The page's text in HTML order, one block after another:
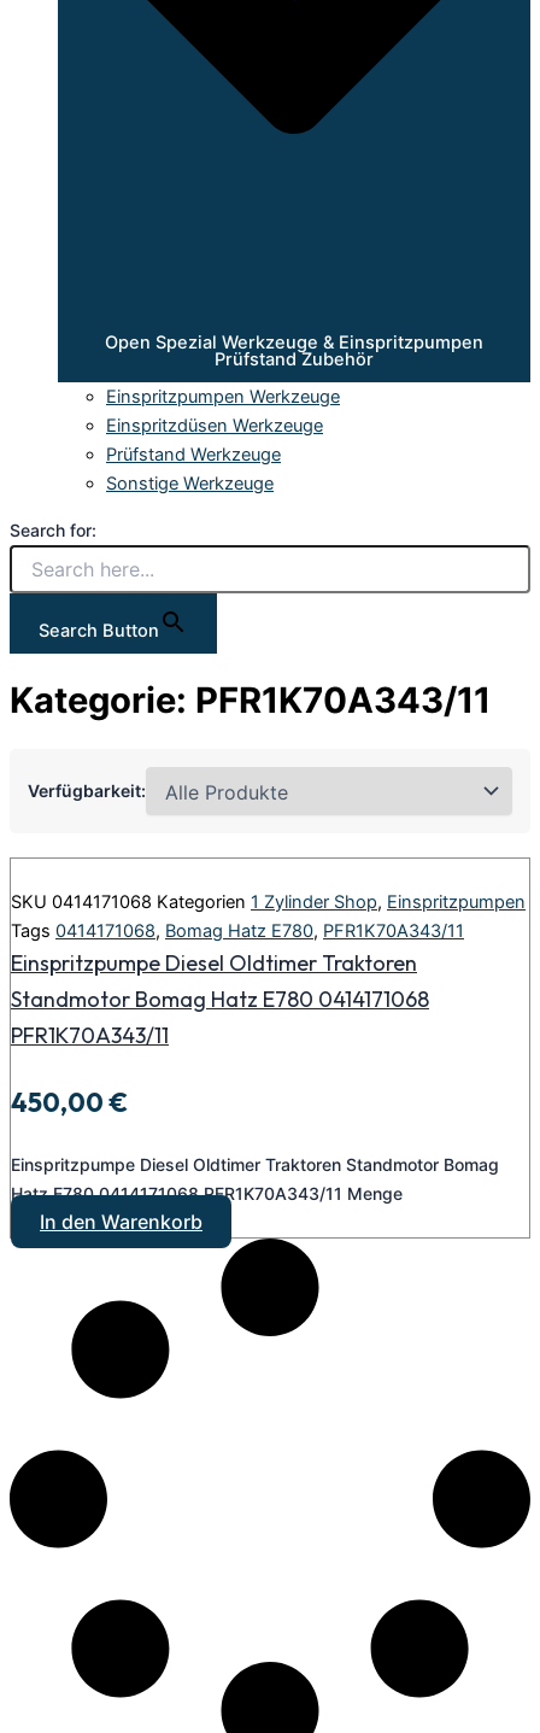
Open Spezial Werkzeuge & Einspritzpumpen
Prüfstand Zubehör
Einspritzpumpen Werkzeuge
Einspritzdüsen Werkzeuge
Prüfstand Werkzeuge
Sonstige Werkzeuge
Search for:
Search Button
Kategorie: PFR1K70A343/11
Verfügbarkeit:
SKU 0414171068 Kategorien 1 Zylinder Shop, Einspritzpumpen
Tags 0414171068, Bomag Hatz E780, PFR1K70A343/11
Einspritzpumpe Diesel Oldtimer Traktoren
Standmotor Bomag Hatz E780 0414171068
PFR1K70A343/11
450,00€
Einspritzpumpe Diesel Oldtimer Traktoren Standmotor Bomag
Hatz E780 0414171068 PFR1K70A343/11 Menge
In den Warenkorb